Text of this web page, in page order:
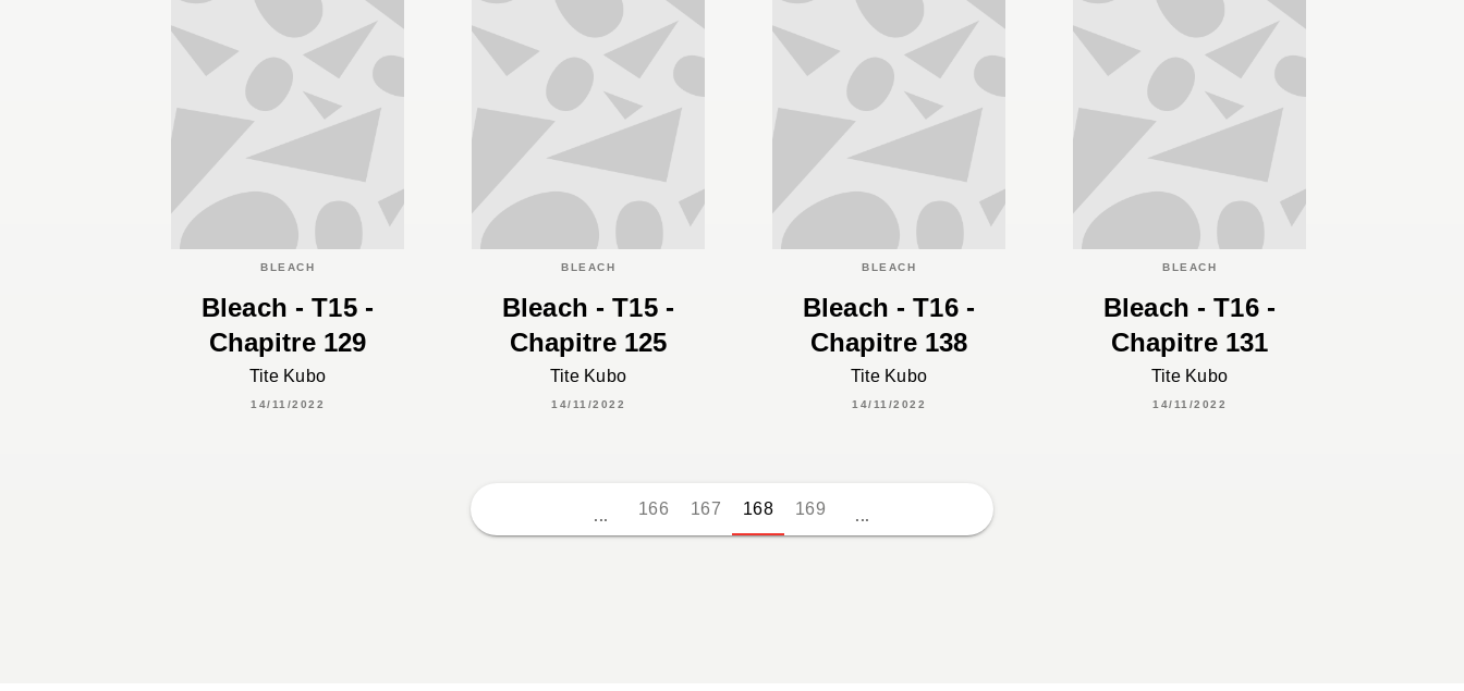
BLEACH
Bleach - T15 -
Chapitre 129
Tite Kubo
14/11/2022
BLEACH
Bleach - T15 -
Chapitre 125
Tite Kubo
14/11/2022
BLEACH
Bleach - T16 -
Chapitre 138
Tite Kubo
14/11/2022
BLEACH
Bleach - T16 -
Chapitre 131
Tite Kubo
14/11/2022
... 166 167 168 169 ...